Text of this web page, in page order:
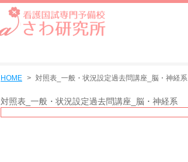
HOME 対照表_一般・状況設定過去問講座_脳・神経系
対照表_一般・状況設定過去問講座_脳・神経系